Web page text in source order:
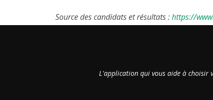
Source des candidats et résultats :https://
L'application qui vous aide à choisir